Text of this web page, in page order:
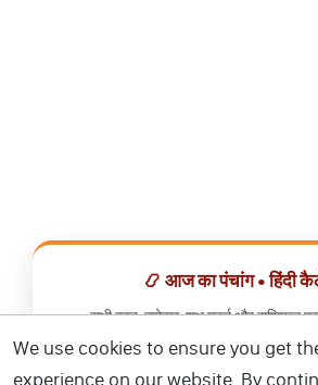
📿 आज का पंचांग • हिंदी
सभी व्रत, त्योहार, शुभ मुहूर्त और राशिफल
📅 हिंदी कैलेंडर ऐप
We use cookies to ensure you get
experience on our website. By